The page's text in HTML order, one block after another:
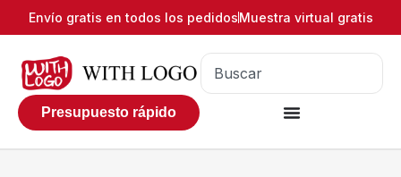
Envío gratis en todos los pedidosMuestra virtual gratis
Presupuesto rápido